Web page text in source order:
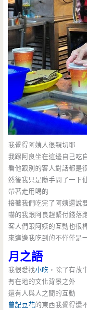
我覺得阿姨人很親切耶
我跟阿良坐在這邊自己吃
看他跟別的客人對話都是
然後我只是隨手問了一下
帶著走用喝的
接著我們吃完了阿姨還說
嚇的我跟阿良趕緊付錢落
客人們跟阿姨的互動也很
來這邊我吃到的不僅僅是
月之語
我很愛找小吃 ，除了有故
有在地的文化背景之外
還有人與人之間的互動
曾記豆花的東西我覺得還